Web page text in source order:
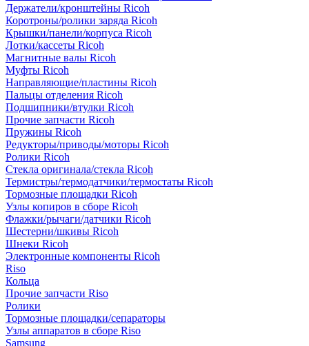
Держатели/кронштейны Ricoh
Коротроны/ролики заряда Ricoh
Крышки/панели/корпуса Ricoh
Лотки/кассеты Ricoh
Магнитные валы Ricoh
Муфты Ricoh
Направляющие/пластины Ricoh
Пальцы отделения Ricoh
Подшипники/втулки Ricoh
Прочие запчасти Ricoh
Пружины Ricoh
Редукторы/приводы/моторы Ricoh
Ролики Ricoh
Стекла оригинала/стекла Ricoh
Термистры/термодатчики/термостаты Ricoh
Тормозные площадки Ricoh
Узлы копиров в сборе Ricoh
Флажки/рычаги/датчики Ricoh
Шестерни/шкивы Ricoh
Шнеки Ricoh
Электронные компоненты Ricoh
Riso
Кольца
Прочие запчасти Riso
Ролики
Тормозные площадки/сепараторы
Узлы аппаратов в сборе Riso
Samsung